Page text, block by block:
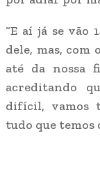
“E aí já se vão
dele, mas, com
até da nossa
acreditando
difícil, vamos
tudo que